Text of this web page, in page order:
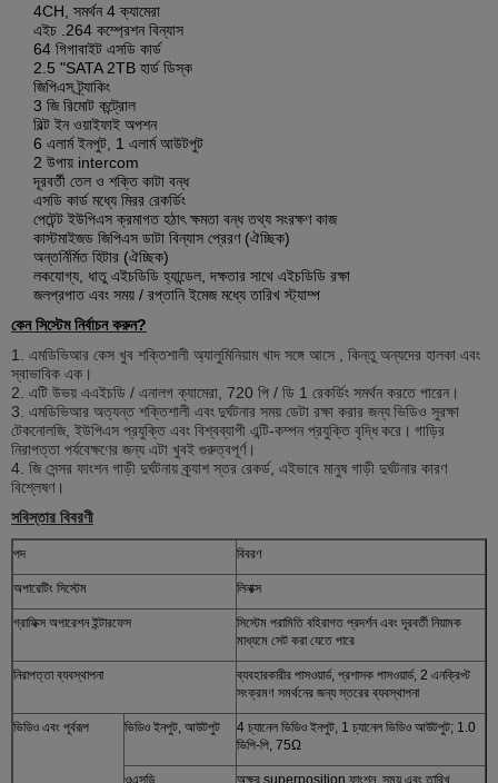
4CH, সমর্থন 4 ক্যামেরা
এইচ .264 কম্প্রেশন বিন্যাস
64 গিগাবাইট এসডি কার্ড
2.5 "SATA 2TB হার্ড ডিস্ক
জিপিএস ট্র্যাকিং
3 জি রিমোট কন্ট্রোল
বিল্ট ইন ওয়াইফাই অপশন
6 এলার্ম ইনপুট, 1 এলার্ম আউটপুট
2 উপায় intercom
দূরবর্তী তেল ও শক্তি কাটা বন্ধ
এসডি কার্ড মধ্যে মিরর রেকর্ডিং
পেটেন্ট ইউপিএস ক্রমাগত হঠাৎ ক্ষমতা বন্ধ তথ্য সংরক্ষণ কাজ
কাস্টমাইজড জিপিএস ডাটা বিন্যাস প্রেরণ (ঐচ্ছিক)
অন্তর্নির্মিত হিটার (ঐচ্ছিক)
লকযোগ্য, ধাতু এইচডিডি হ্যান্ডেল, দক্ষতার সাথে এইচডিডি রক্ষা
জলপ্রপাত এবং সময় / রপ্তানি ইমেজ মধ্যে তারিখ স্ট্যাম্প
কেন সিস্টেম নির্বাচন করুন?
1. এমডিভিআর কেস খুব শক্তিশালী অ্যালুমিনিয়াম খাদ সঙ্গে আসে
, কিন্তু অন্যদের হালকা এবং
স্বাভাবিক এক।
2. এটি উভয় এএইচডি / এনালগ ক্যামেরা, 720 পি / ডি 1 রেকর্ডিং সমর্থন করতে পারেন।
3. এমডিভিআর অত্যন্ত শক্তিশালী এবংদুর্ঘটনার সময় ডেটা রক্ষা করার জন্যভিডিও সুরক্ষা
টেকনোলজি, ইউপিএস প্রযুক্তি এবং বিশ্বব্যাপী এন্টি-কম্পন প্রযুক্তি বৃদ্ধিকরে। গাড়ির
নিরাপত্তা পর্যবেক্ষণের জন্য এটা খুবই গুরুত্বপূর্ণ।
4. জি সেন্সর ফাংশন গাড়ী দুর্ঘটনায় ক্র্যাশ স্তর রেকর্ড, এইভাবে মানুষ গাড়ী দুর্ঘটনার কারণ
বিশ্লেষণ।
সবিস্তার বিবরণী
পদ বিবরণ
অপারেটিং সিস্টেম লিনাক্স
গ্রাফিক্স অপারেশন ইন্টারফেস
সিস্টেম পরামিতি বহিরাগত প্রদর্শন এবং দূরবর্তী নিয়ামক
মাধ্যমে সেট করা যেতে পারে
নিরাপত্তা ব্যবস্থাপনা
ব্যবহারকারীর পাসওয়ার্ড, প্রশাসক পাসওয়ার্ড, 2 এনক্রিপ্ট
সংক্রমণ সমর্থনের জন্য স্তরের ব্যবস্থাপনা
ভিডিও এবং পূর্বরূপ ভিডিও ইনপুট, আউটপুট
4 চ্যানেল ভিডিও ইনপুট, 1 চ্যানেল ভিডিও আউটপুট; 1.0
ভিপি-পি, 75Ω
ওএসডি অক্ষর superposition ফাংশন, সময় এবং তারিখ,